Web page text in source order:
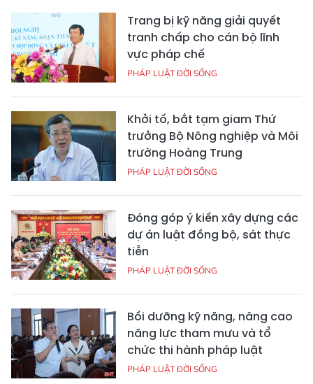
Trang bị kỹ năng giải quyết
tranh chấp cho cán bộ lĩnh
vực pháp chế
PHÁP LUẬT ĐỜI SỐNG
Khởi tố, bắt tạm giam Thứ
trưởng Bộ Nông nghiệp và Môi
trường Hoàng Trung
PHÁP LUẬT ĐỜI SỐNG
Đóng góp ý kiến xây dựng các
dự án luật đồng bộ, sát thực
tiễn
PHÁP LUẬT ĐỜI SỐNG
Bồi dưỡng kỹ năng, nâng cao
năng lực tham mưu và tổ
chức thi hành pháp luật
PHÁP LUẬT ĐỜI SỐNG